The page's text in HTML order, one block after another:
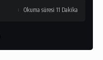
Okuma süresi 11 Dakika